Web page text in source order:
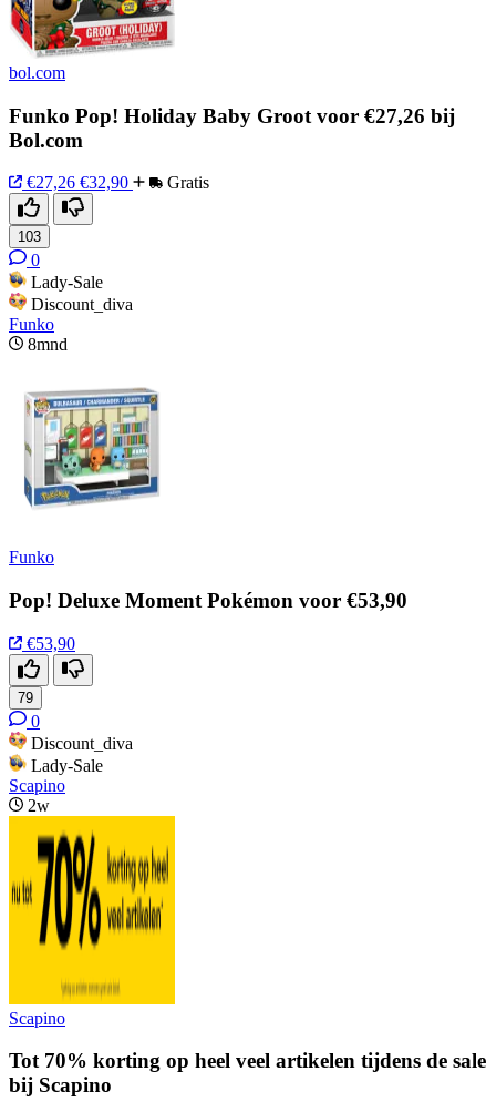
bol.com
Funko Pop! Holiday Baby Groot voor €27,26 bij
Bol.com
€27,26 €32,90 Gratis
103
0
Lady-Sale
Discount_diva
Funko
8mnd
Funko
Pop! Deluxe Moment Pokémon voor €53,90
€53,90
79
0
Discount_diva
Lady-Sale
Scapino
2w
Scapino
Tot 70% korting op heel veel artikelen tijdens de sale
bij Scapino